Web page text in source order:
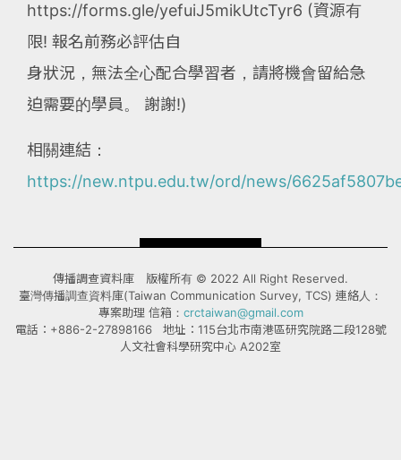
https://forms.gle/yefuiJ5mikUtcTyr6 (資源有
限! 報名前務必評估自
身狀況，無法全心配合學習者，請將機會留給急
迫需要的學員。 謝謝!)
相關連結：
https://new.ntpu.edu.tw/ord/news/
傳播調查資料庫 版權所有 © 2022 All Right Reserved.
臺灣傳播調查資料庫(Taiwan Communication Survey, TCS) 連絡人：
專案助理 信箱： crctaiwan@gmail.com
電話：+886-2-27898166 地址：115台北市南港區研究院路二段128號
人文社會科學研究中心 A202室